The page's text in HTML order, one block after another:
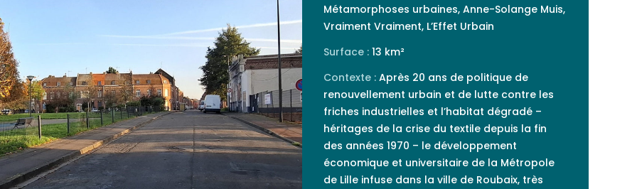
Métamorphoses urbaines, Anne-Solange Muis,
Vraiment Vraiment, L’Effet Urbain
Surface :13 km²
Contexte :Après 20 ans de politique de
renouvellement urbain et de lutte contre les
friches industrielles et l’habitat dégradé –
héritages de la crise du textile depuis la fin
des années 1970 – le développement
économique et universitaire de la Métropole
de Lille infuse dans la ville de Roubaix, très